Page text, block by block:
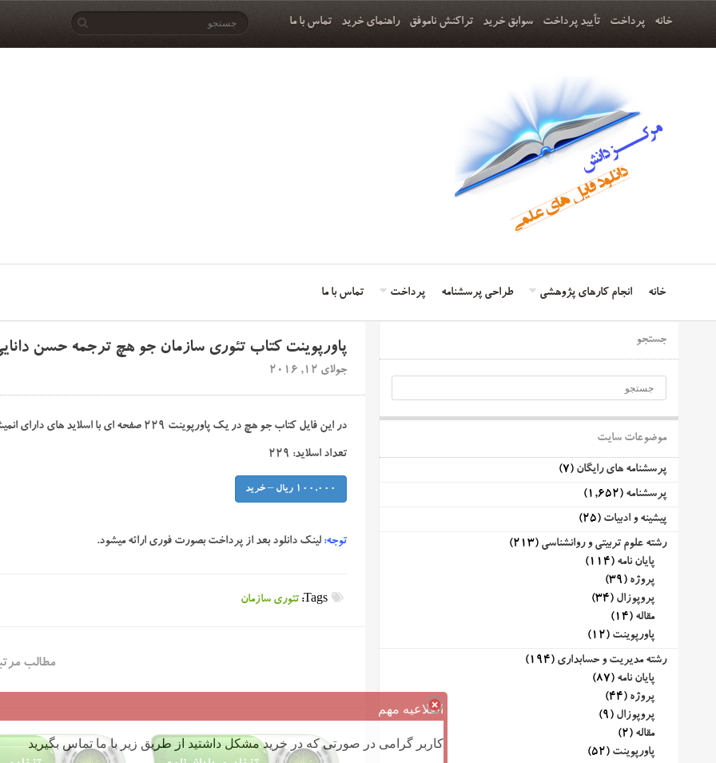
خانه پرداخت تأیید پرداخت سوابق خرید تراکنش ناموفق راهنمای خرید تماس با ما
خانه انجام کارهای پژوهشی طراحی پرسشنامه پرداخت تماس با ما
پاورپوینت کتاب تئوری سازمان جو هچ ترجمه حسن
جولای 12, 2016
در این فایل کتاب جو هچ در یک پاورپوینت ۲۲۹ صفحه ای با اسلاید های دارای انمیشن زیبا توسط دانشجویان دکتری طراحی شده است.
تعداد اسلاید: ۲۲۹
100,000 ریال – خرید
توجه: لینک دانلود بعد از پرداخت بصورت فوری ارائه میشود.
تئوری سازمان
مطالب
جستجو
موضوعات سایت
پرسشنامه های رایگان (7)
پرسشنامه (1,652)
پیشینه و ادبیات (25)
رشته علوم تربیتی و روانشناسی (213)
پایان نامه (114)
پروژه (39)
پروپوزال (34)
مقاله (14)
پاورپوینت (12)
رشته مدیریت و حسابداری (194)
پایان نامه (87)
پروژه (44)
پروپوزال (9)
مقاله (2)
پاورپوینت (52)
اطلاعیه مهم
کاربر گرامی در صورتی که در خرید مشکل داشتید از طریق زیر با ما تماس بگیرید